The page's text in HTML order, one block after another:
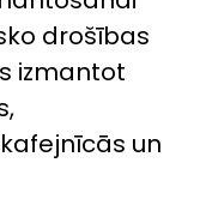
drošības
izmantot
un